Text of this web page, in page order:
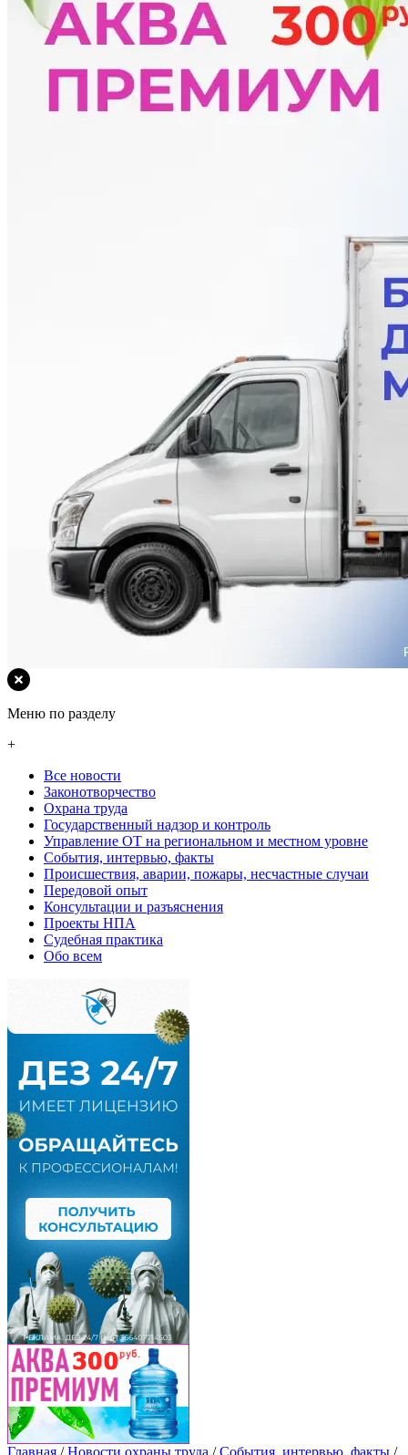
Меню по разделу
+
Все новости
Законотворчество
Охрана труда
Государственный надзор и контроль
Управление ОТ на региональном и местном уровне
События, интервью, факты
Происшествия, аварии, пожары, несчастные случаи
Передовой опыт
Консультации и разъяснения
Проекты НПА
Судебная практика
Обо всем
Главная / Новости охраны труда / События, интервью, факты /